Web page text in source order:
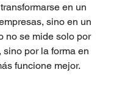
en un
sino en un
no se mide solo por
por la forma en
funcione mejor.